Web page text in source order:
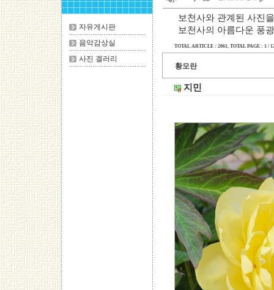
자유게시판
음악감상실
사진 겔러리
보천사와 관계된 사진
보천사의 아름다운 풍
TOTAL ARTICLE : 2061, TOTAL PAGE : 1 /
황모란
지민